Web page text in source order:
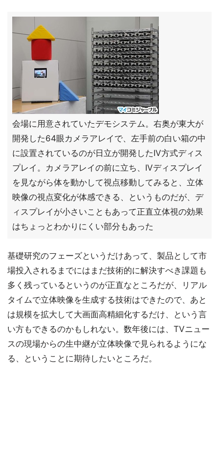
会場に用意されていたデモシステム。右奥が東大が
開発した64眼カメラアレイで、左手前の白い箱の中
に設置されているのが日立が開発したIV方式ディス
プレイ。カメラアレイの前に立ち、IVディスプレイ
を見ながら体を動かして視点移動してみると、立体
映像の視点変化が体感できる、というものだが、デ
ィスプレイが小さいこともあって正直立体視の効果
はちょっとわかりにくい部分もあった
基礎研究のフェーズというだけあって、製品として市
場投入されるまでにはまだ技術的に解決すべき課題も
多く残っているというのが正直なところだが、リアル
タイムで立体映像を生成する技術はできたので、あと
は規模を拡大して大画面高精細化するだけ、という言
い方もできるのかもしれない。数年後には、TVニュー
スの現場からの生中継が立体映像で見られるようにな
る、ということに期待したいところだ。